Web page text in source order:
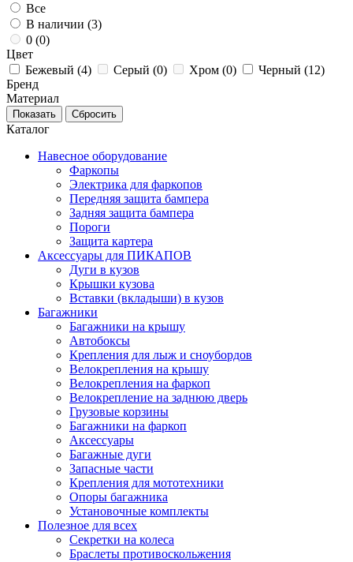
Все
В наличии (3)
0 (0)
Цвет
Бежевый (4) Серый (0) Хром (0) Черный (12)
Бренд
Материал
Каталог
Навесное оборудование
Фаркопы
Электрика для фаркопов
Передняя защита бампера
Задняя защита бампера
Пороги
Защита картера
Аксессуары для ПИКАПОВ
Дуги в кузов
Крышки кузова
Вставки (вкладыши) в кузов
Багажники
Багажники на крышу
Автобоксы
Крепления для лыж и сноубордов
Велокрепления на крышу
Велокрепления на фаркоп
Велокрепление на заднюю дверь
Грузовые корзины
Багажники на фаркоп
Аксессуары
Багажные дуги
Запасные части
Крепления для мототехники
Опоры багажника
Установочные комплекты
Полезное для всех
Секретки на колеса
Браслеты противоскольжения